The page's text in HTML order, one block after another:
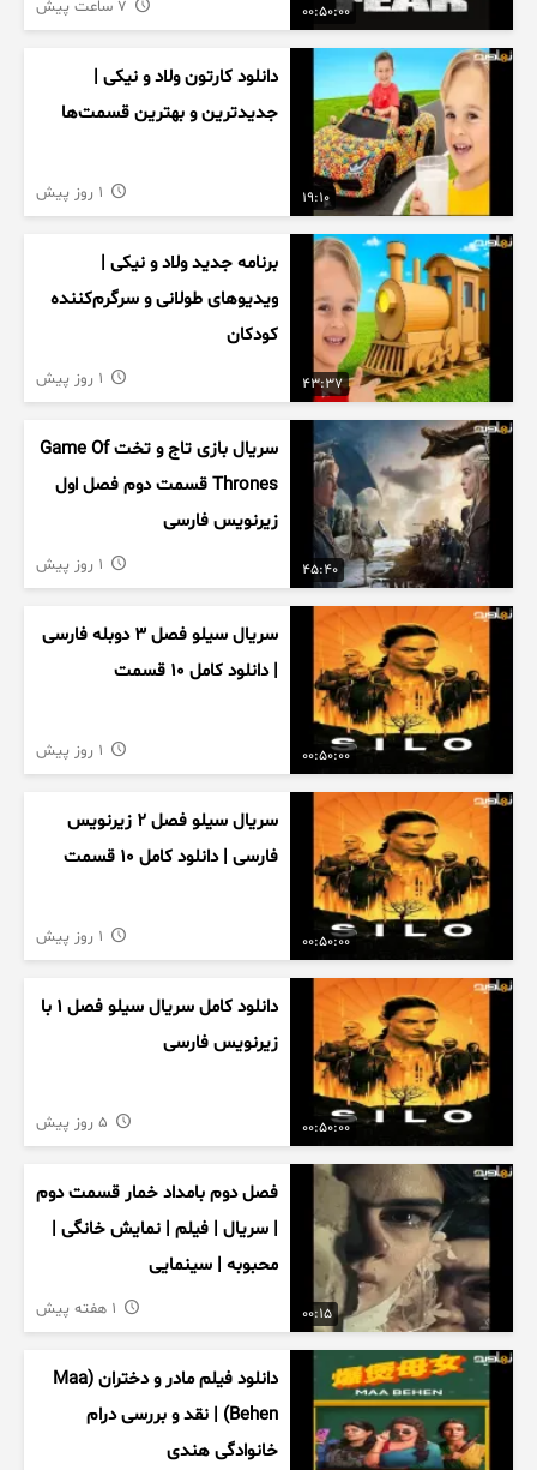
00:50:00
19:10
دانلود کارتون ولاد و نیکی |
جدیدترین و بهترین قسمت‌ها
43:37
برنامه جدید ولاد و نیکی |
ویدیوهای طولانی و سرگرم‌کننده
کودکان
45:40
سریال بازی تاج و تخت Game Of
Thrones قسمت دوم فصل اول
زیرنویس فارسی
00:50:00
سریال سیلو فصل ۳ دوبله فارسی
| دانلود کامل ۱۰ قسمت
00:50:00
سریال سیلو فصل ۲ زیرنویس
فارسی | دانلود کامل ۱۰ قسمت
00:50:00
دانلود کامل سریال سیلو فصل ۱ با
زیرنویس فارسی
00:15
فصل دوم بامداد خمار قسمت دوم
| سریال | فیلم | نمایش خانگی |
محبوبه | سینمایی
دانلود فیلم مادر و دختران (Maa
Behen) | نقد و بررسی درام
خانوادگی هندی